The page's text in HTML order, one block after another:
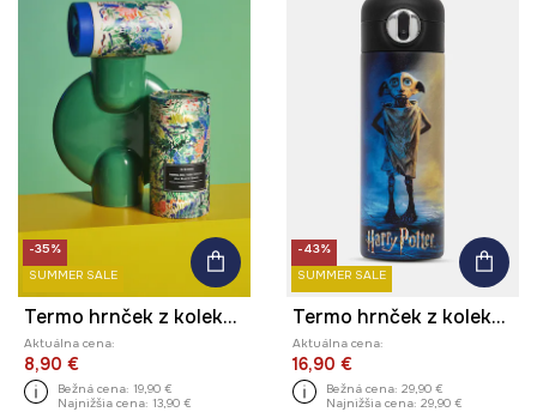
-35%
SUMMER SALE
Termo hrnček z kolekcie Eviva L'arte 480 ml
Aktuálna cena:
8,90 €
Bežná cena: 19,90 €
Najnižšia cena: 13,90 €
-43%
SUMMER SALE
Termo hrnček z kolekcie Harry Potter
Aktuálna cena:
16,90 €
Bežná cena: 29,90 €
Najnižšia cena: 29,90 €